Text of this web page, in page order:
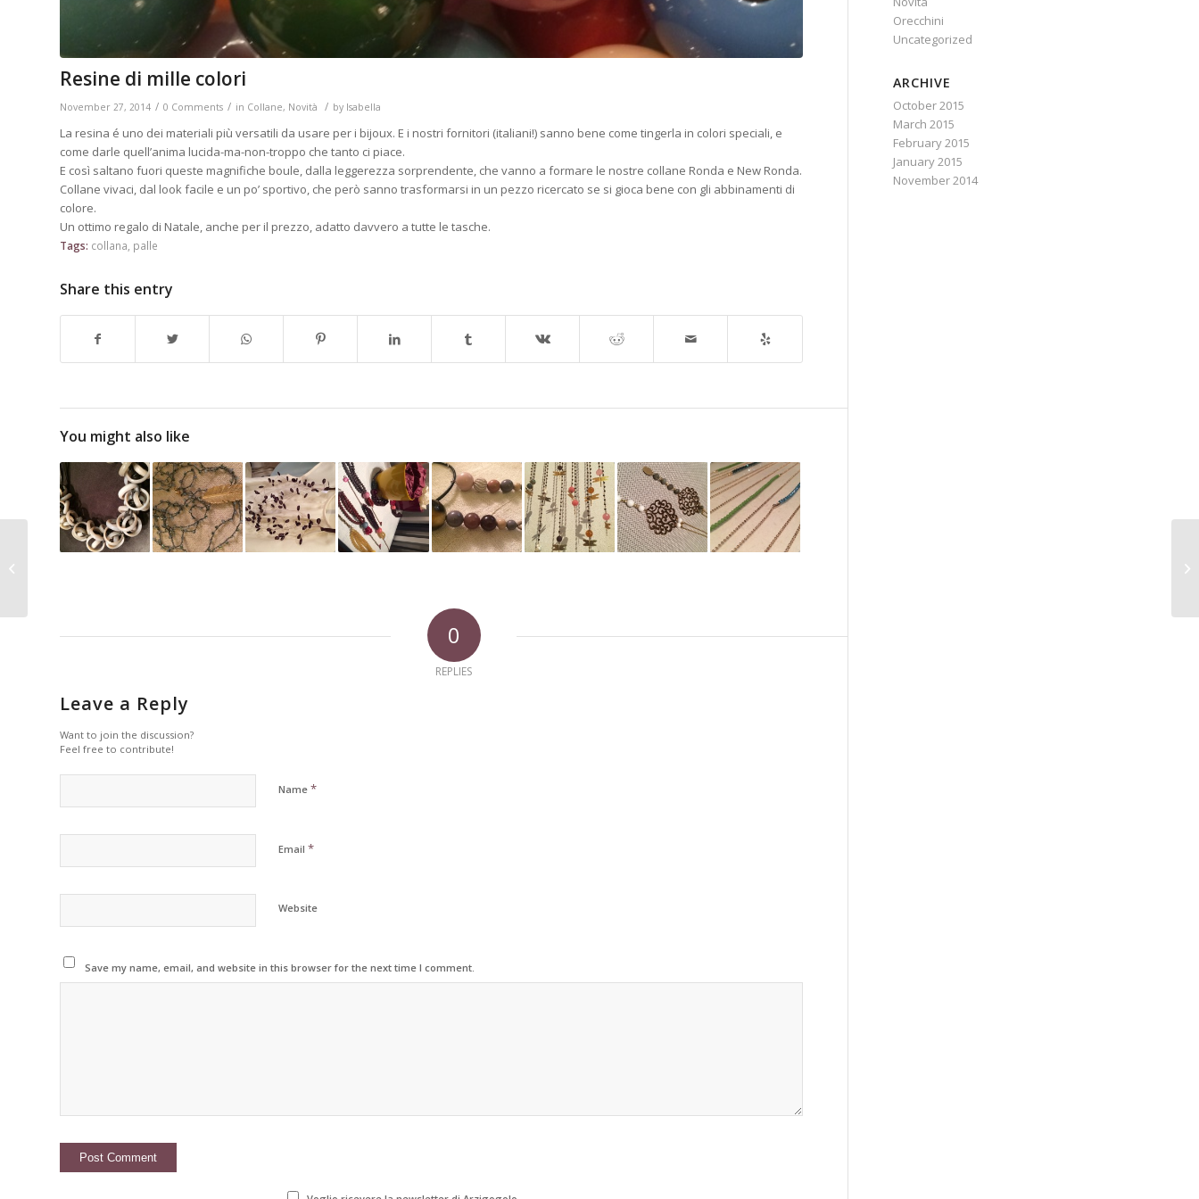
Resine di mille colori
November 27, 2014 / 0 Comments / in Collane, Novità / by Isabella
La resina é uno dei materiali più versatili da usare per i bijoux. E i nostri fornitori (italiani!) sanno bene come tingerla in colori speciali, e
come darle quell’anima lucida-ma-non-troppo che tanto ci piace.
E così saltano fuori queste magnifiche boule, dalla leggerezza sorprendente, che vanno a formare le nostre collane Ronda e New Ronda.
Collane vivaci, dal look facile e un po’ sportivo, che però sanno trasformarsi in un pezzo ricercato se si gioca bene con gli abbinamenti di
colore.
Un ottimo regalo di Natale, anche per il prezzo, adatto davvero a tutte le tasche.
Tags: collana palle
Share this entry
You might also like
0
REPLIES
Leave a Reply
Want to join the discussion?
Feel free to contribute!
Name *
Email *
Website
Save my name, email, and website in this browser for the next time I comment.
Orecchini
Uncategorized
ARCHIVE
October 2015
March 2015
February 2015
January 2015
November 2014